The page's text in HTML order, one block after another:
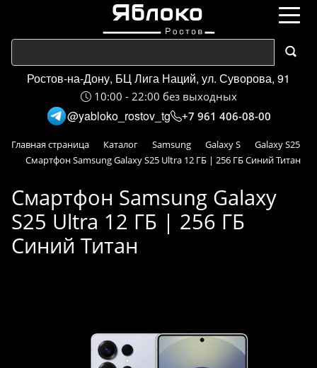
Ростов-на-Дону, БЦ Лига Наций, ул. Суворова, 91
10:00 - 22:00 без выходных
@yabloko_rostov_tg +7 961 406-08-00
Главная страница Каталог Samsung Galaxy S
Galaxy S25
Смартфон Samsung Galaxy S25 Ultra 12 ГБ | 256 ГБ Синий Титан
Смартфон Samsung Galaxy
S25 Ultra 12 ГБ | 256 ГБ
Синий Титан